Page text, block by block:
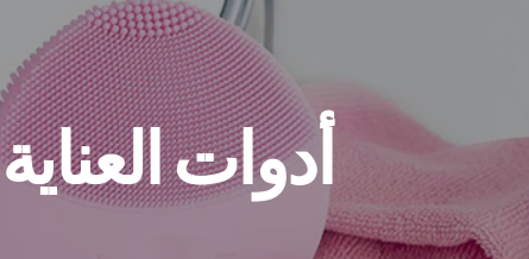
أدوات